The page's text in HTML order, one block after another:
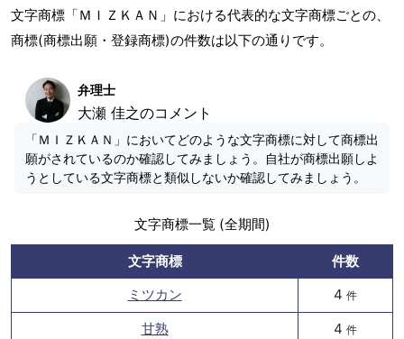
文字商標「ＭＩＺＫＡＮ」における代表的な文字商標ごとの、
商標(商標出願・登録商標)の件数は以下の通りです。
弁理士
大瀬 佳之のコメント
「ＭＩＺＫＡＮ」においてどのような文字商標に対して商標出
願がされているのか確認してみましょう。自社が商標出願しよ
うとしている文字商標と類似しないか確認してみましょう。
文字商標一覧 (全期間)
文字商標
件数
ミツカン
4 件
甘熟 4 件